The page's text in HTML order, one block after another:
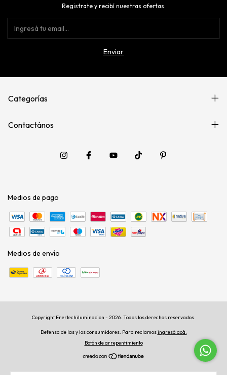
Registrate y recibí nuestras ofertas.
Categorías
Contactános
Medios de pago
Medios de envío
Copyright Enertechiluminacion - 2026. Todos los derechos reservados.
Defensa de las y los consumidores. Para reclamosingresá acá.
Botón de arrepentimiento